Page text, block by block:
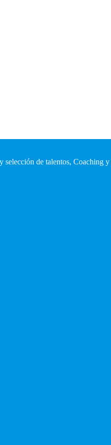
de talentos, Coaching